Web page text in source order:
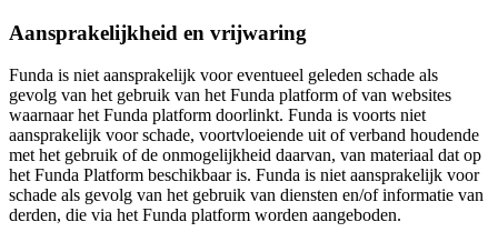
Aansprakelijkheid en vrijwaring
Funda is niet aansprakelijk voor eventueel geleden schade als
gevolg van het gebruik van het Funda platform of van websites
waarnaar het Funda platform doorlinkt. Funda is voorts niet
aansprakelijk voor schade, voortvloeiende uit of verband houdende
met het gebruik of de onmogelijkheid daarvan, van materiaal dat op
het Funda Platform beschikbaar is. Funda is niet aansprakelijk voor
schade als gevolg van het gebruik van diensten en/of informatie van
derden, die via het Funda platform worden aangeboden.